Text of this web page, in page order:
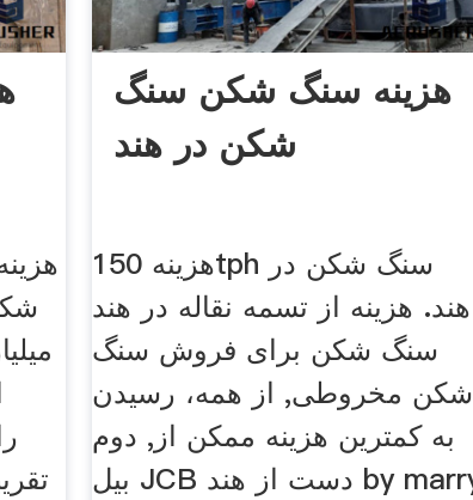
هزینه سنگ شکن سنگ
شکن در هند
هزینه 150tph سنگ شکن در
هند. هزینه از تسمه نقاله در هند
سنگ شکن برای فروش سنگ
شکن مخروطی, از همه، رسیدن
به کمترین هزینه ممکن از, دوم
بیل JCB دست از هند by marry